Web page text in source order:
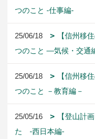
つのこと -仕事編-
25/06/18
【信州移
つのこと ―気候・交通
25/06/18
【信州移
つのこと －教育編－
25/05/16
【登山計
た -西日本編-